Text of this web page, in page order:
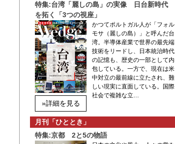
特集:台湾「麗しの島」の実像 日台新時代
を拓く「3つの視座」
»詳細を見る
かつてポルトガル人が「フォル
モサ（麗しの島）」と呼んだ台
湾。半導体産業で世界の最先端
技術をリードし、日本統治時代
の記憶も、歴史の一部として内
包している。一方で、現在は米
中対立の最前線に立たされ、難
しい現実に直面している。国際
社会で複雑な立…
月刊「ひととき」
特集:京都 2と5の物語